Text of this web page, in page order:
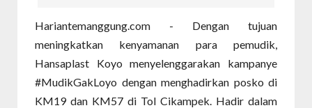
Hariantemanggung.com - Dengan tujuan
meningkatkan kenyamanan para pemudik,
Hansaplast Koyo menyelenggarakan kampanye
#MudikGakLoyo dengan menghadirkan posko di
KM19 dan KM57 di Tol Cikampek. Hadir dalam